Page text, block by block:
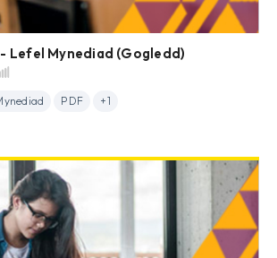
Lefel Mynediad (Gogledd)
PDF +1